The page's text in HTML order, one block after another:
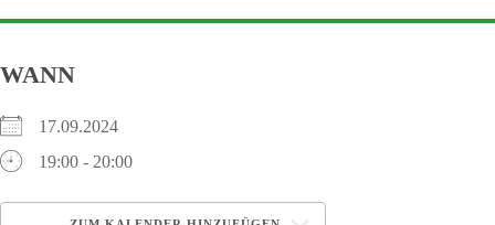
WANN
17.09.2024
19:00 - 20:00